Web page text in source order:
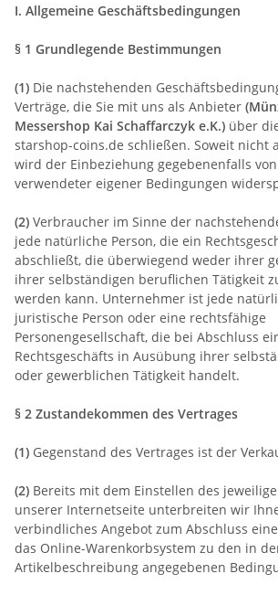
I. Allgemeine Geschäftsbedingungen
§ 1 Grundlegende Bestimmungen
(1) Die nachstehenden
Verträge, die Sie mit uns als Anbieter (
Messershop Kai Schaffarczyk e.K.) über
starshop-coins.de schließen. Soweit nicht
wird der Einbeziehung gegebenenfalls
verwendeter eigener Bedingungen
(2) Verbraucher im Sinne der
jede natürliche Person, die ein
abschließt, die überwiegend weder ihrer
ihrer selbständigen beruflichen Tätigkeit
werden kann. Unternehmer ist jede
juristische Person oder eine rechtsfähige
Personengesellschaft, die bei Abschluss
Rechtsgeschäfts in Ausübung ihrer
oder gewerblichen Tätigkeit handelt.
§ 2 Zustandekommen des Vertrages
(1) Gegenstand des Vertrages ist der
(2) Bereits mit dem Einstellen des
unserer Internetseite unterbreiten wir
verbindliches Angebot zum Abschluss
das Online-Warenkorbsystem zu den in
Artikelbeschreibung angegebenen